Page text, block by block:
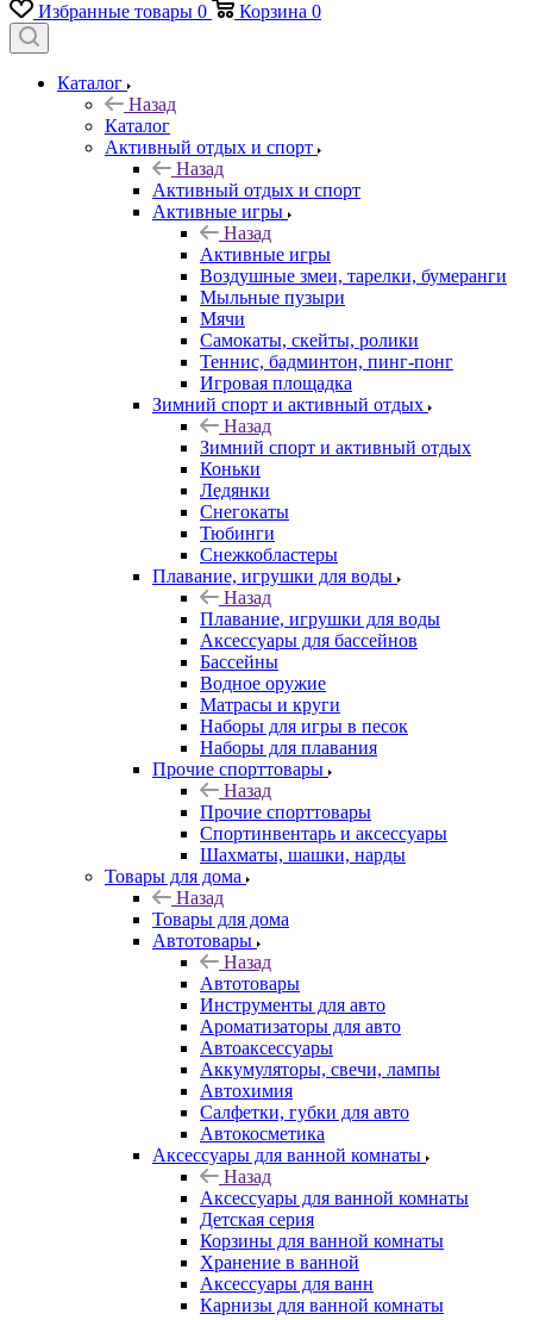
Избранные товары 0 Корзина 0
Каталог
Назад
Каталог
Активный отдых и спорт
Назад
Активный отдых и спорт
Активные игры
Назад
Активные игры
Воздушные змеи, тарелки, бумеранги
Мыльные пузыри
Мячи
Самокаты, скейты, ролики
Теннис, бадминтон, пинг-понг
Игровая площадка
Зимний спорт и активный отдых
Назад
Зимний спорт и активный отдых
Коньки
Ледянки
Снегокаты
Тюбинги
Снежкобластеры
Плавание, игрушки для воды
Назад
Плавание, игрушки для воды
Аксессуары для бассейнов
Бассейны
Водное оружие
Матрасы и круги
Наборы для игры в песок
Наборы для плавания
Прочие спорттовары
Назад
Прочие спорттовары
Спортинвентарь и аксессуары
Шахматы, шашки, нарды
Товары для дома
Назад
Товары для дома
Автотовары
Назад
Автотовары
Инструменты для авто
Ароматизаторы для авто
Автоаксессуары
Аккумуляторы, свечи, лампы
Автохимия
Салфетки, губки для авто
Автокосметика
Аксессуары для ванной комнаты
Назад
Аксессуары для ванной комнаты
Детская серия
Корзины для ванной комнаты
Хранение в ванной
Аксессуары для ванн
Карнизы для ванной комнаты